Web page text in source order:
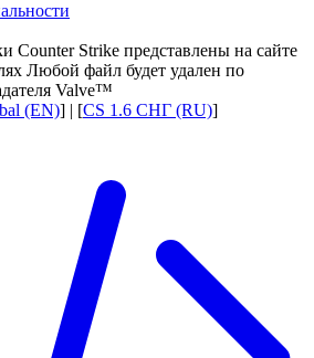
Counter Strike представлены на сайте
Любой файл будет удален по
Valve™
(EN)] | [CS 1.6 СНГ (RU)]